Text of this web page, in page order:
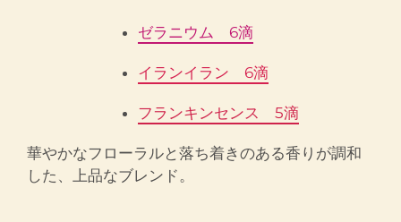
ゼラニウム 6滴
イランイラン 6滴
フランキンセンス 5滴
華やかなフローラルと落ち着きのある香りが調和
した、上品なブレンド。